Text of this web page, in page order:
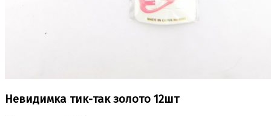
Невидимка тик-так золото 12шт